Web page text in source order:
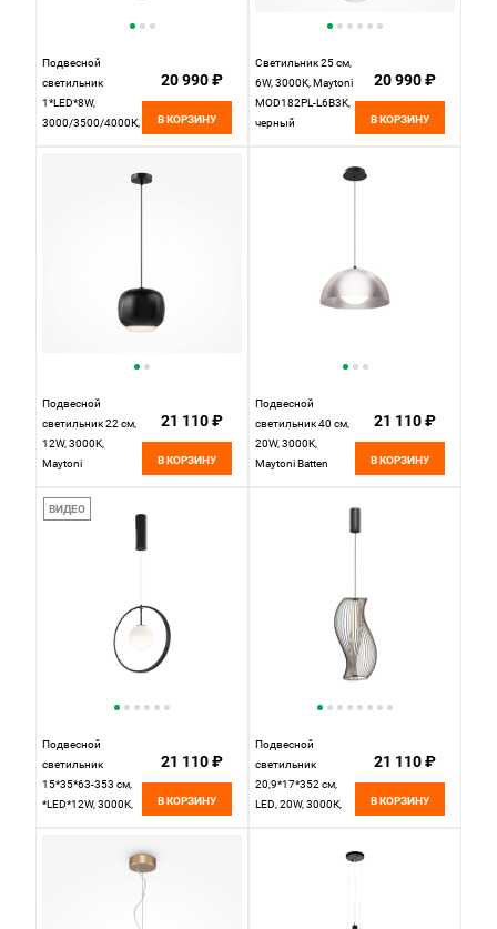
Подвесной
светильник
1*LED*8W,
3000/3500/4000К,
20 990 ₽
В КОРЗИНУ
Светильник 25 см,
6W, 3000K, Maytoni
MOD182PL-L6B3K,
черный
20 990 ₽
В КОРЗИНУ
Подвесной
светильник 22 см,
12W, 3000K,
Maytoni
L12B3K, черный
21 110 ₽
В КОРЗИНУ
Подвесной
светильник 40 см,
20W, 3000K,
Maytoni Batten
21 110 ₽
В КОРЗИНУ
ВИДЕО
Подвесной
светильник
15*35*63-353 см,
*LED*12W, 3000K,
L12B3K1, Черный
21 110 ₽
В КОРЗИНУ
Подвесной
светильник
20,9*17*352 см,
LED, 20W, 3000К,
MOD263PL-L20B3K
21 110 ₽
В КОРЗИНУ